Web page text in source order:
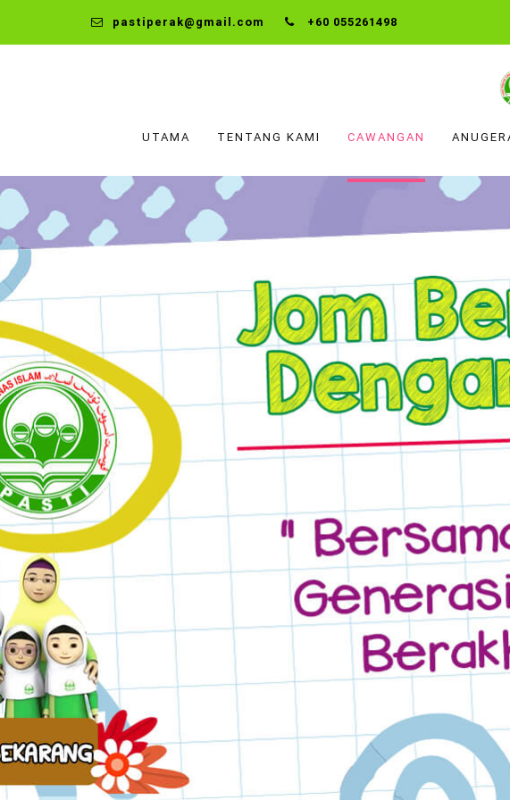
pastiperak@gmail.com +60 055261498
UTAMA TENTANG KAMI CAWANGAN